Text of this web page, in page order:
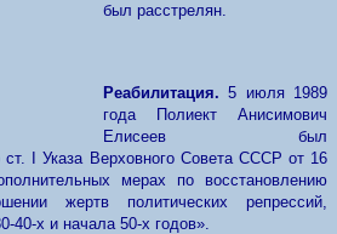
был расстрелян.
Реабилитация.5 июля 1989
года Полиект Анисимович
Елисеев был
ст. I Указа Верховного Совета СССР от 16
мерах по восстановлению
жертв политических репрессий,
40-х и начала 50-х годов».